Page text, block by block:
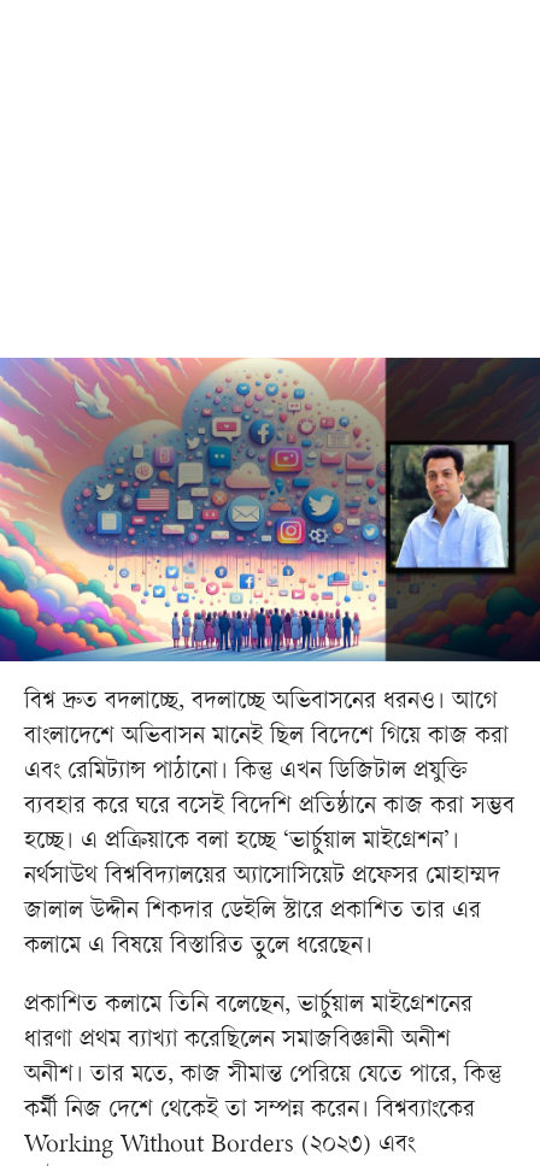
বিশ্ব দ্রুত বদলাচ্ছে, বদলাচ্ছে অভিবাসনের ধরনও। আগে
বাংলাদেশে অভিবাসন মানেই ছিল বিদেশে গিয়ে কাজ করা
এবং রেমিট্যান্স পাঠানো। কিন্তু এখন ডিজিটাল প্রযুক্তি
ব্যবহার করে ঘরে বসেই বিদেশি প্রতিষ্ঠানে কাজ করা সম্ভব
হচ্ছে। এ প্রক্রিয়াকে বলা হচ্ছে ‘ভার্চুয়াল মাইগ্রেশন’।
নর্থসাউথ বিশ্ববিদ্যালয়ের অ্যাসোসিয়েট প্রফেসর মোহাম্মদ
জালাল উদ্দীন শিকদার ডেইলি স্টারে প্রকাশিত তার এর
কলামে এ বিষয়ে বিস্তারিত তুলে ধরেছেন।
প্রকাশিত কলামে তিনি বলেছেন, ভার্চুয়াল মাইগ্রেশনের
ধারণা প্রথম ব্যাখ্যা করেছিলেন সমাজবিজ্ঞানী অনীশ
অনীশ। তার মতে, কাজ সীমান্ত পেরিয়ে যেতে পারে, কিন্তু
কর্মী নিজ দেশে থেকেই তা সম্পন্ন করেন। বিশ্বব্যাংকের
Working Without Borders (২০২৩) এবং